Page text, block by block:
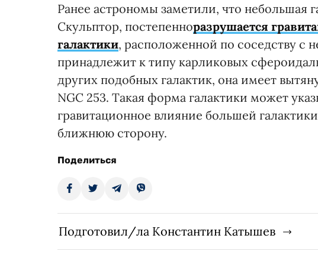
Ранее астрономы заметили, что небольшая
Скульптор, постепенноразрушается
галактики, расположенной по соседству с
принадлежит к типу карликовых
других подобных галактик, она имеет
NGC 253. Такая форма галактики может
гравитационное влияние большей
ближнюю сторону.
Поделиться
Подготовил/ла Константин Катышев